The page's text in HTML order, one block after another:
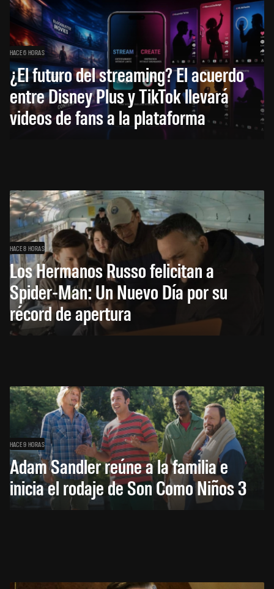
HACE 6 HORAS
¿El futuro del streaming? El acuerdo
entre Disney Plus y TikTok llevará
videos de fans a la plataforma
HACE 8 HORAS
Los Hermanos Russo felicitan a
Spider-Man: Un Nuevo Día por su
récord de apertura
HACE 9 HORAS
Adam Sandler reúne a la familia e
inicia el rodaje de Son Como Niños 3